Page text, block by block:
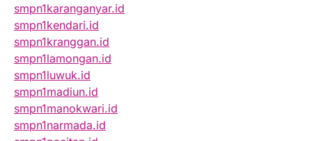
smpn1karanganyar.id
smpn1kendari.id
smpn1kranggan.id
smpn1lamongan.id
smpn1luwuk.id
smpn1madiun.id
smpn1manokwari.id
smpn1narmada.id